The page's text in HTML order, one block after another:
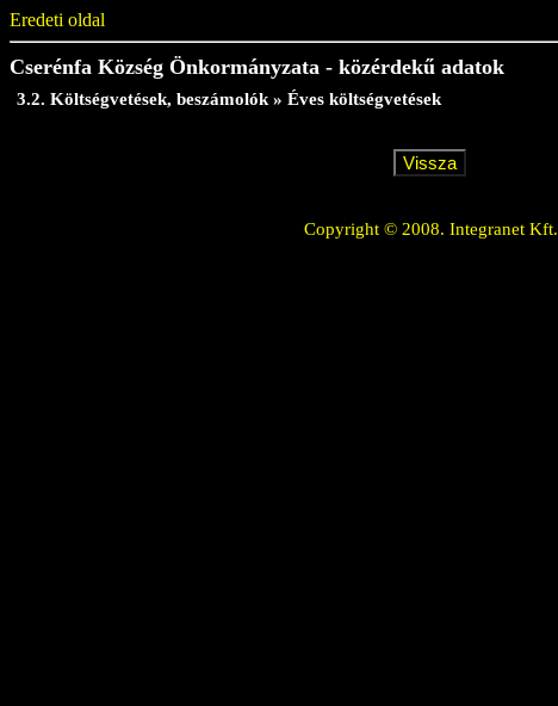
Eredeti oldal
Cserénfa Község Önkormányzata - közérdekű adatok
3.2. Költségvetések, beszámolók » Éves költségvetések
Copyright © 2008. Integranet Kft.